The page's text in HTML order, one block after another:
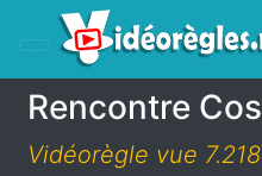
Rencontre
Vidéorègle vue